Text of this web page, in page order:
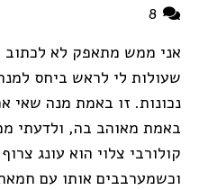
אני ממש מתאפק לא לכתוב
שעולות לי לראש ביחס
נכונות. זו באמת מנה שאי
באמת מאוהב בה, ולדעתי
קולורבי צלוי הוא עונג
וכשמערבבים אותו עם